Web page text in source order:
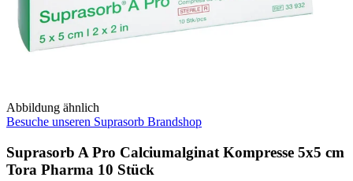
Abbildung ähnlich
Besuche unseren Suprasorb Brandshop
Suprasorb A Pro Calciumalginat Kompresse 5x5 cm
Tora Pharma 10 Stück